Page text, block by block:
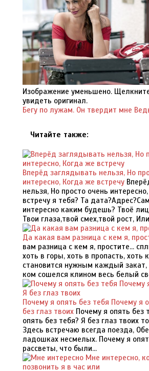
Изображение уменьшено.
увидеть оригинал.
Бегу по лужам. Он твердит мне
Читайте также:
Вперёд заглядывать нельзя, Но
интересно, Когда же встречу
нельзя, Но просто очень
встречу я тебя? Та
интересно каким будешь? Твоё
Твои глаза,твой смех,твой рост,
Да какая вам разница с кем я,
вам разница с кем я, простите...
хоть в горы, хоть в пропасть, хоть
становится нужным каждый закат,
ком сошелся клином весь белый
Почему я опять без тебя Почему я
без глаз твоихПочему я опять без
опять без тебя? Я без глаз твоих
Здесь встречаю всегда поезда,
ладошках несмелых. Почему я
рассветы, что были...